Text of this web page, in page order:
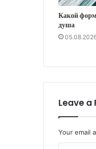
Какой
душа
Leave a
Your email